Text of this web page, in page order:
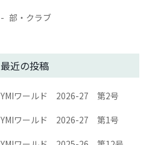
部・クラブ
最近の投稿
YMIワールド 2026-27 第2号
YMIワールド 2026-27 第1号